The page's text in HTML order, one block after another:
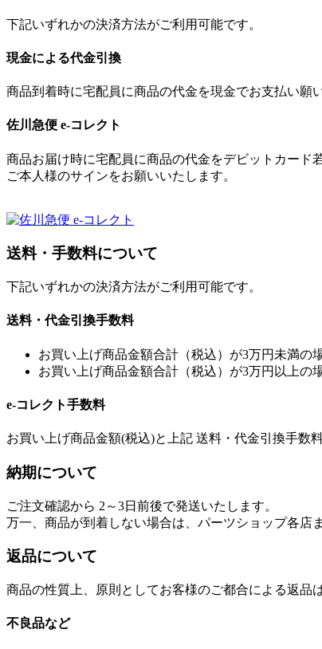
下記いずれかの決済方法がご利用可能です。
現金による代金引換
商品到着時に宅配員に商品の代金を現金でお支払い願い
佐川急便 e-コレクト
商品お届け時に宅配員に商品の代金をデビットカード
ご本人様のサインをお願いいたします。
送料・手数料について
下記いずれかの決済方法がご利用可能です。
送料・代金引換手数料
お買い上げ商品金額合計（税込）が3万円未満の
お買い上げ商品金額合計（税込）が3万円以上の
e-コレクト手数料
お買い上げ商品金額(税込)と上記 送料・代金引換手数
納期について
ご注文確認から 2～3日前後で発送いたします。
万一、商品が到着しない場合は、パーツショップ各店
返品について
商品の性質上、原則としてお客様のご都合による返品
不良品など